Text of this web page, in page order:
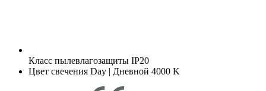
Класс пылевлагозащиты IP20
Цвет свечения Day | Дневной 4000 K